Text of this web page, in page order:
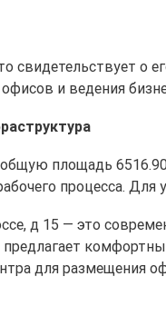
свидетельствует
и ведения
площадь
процесса.
д 15 — это
для размещения